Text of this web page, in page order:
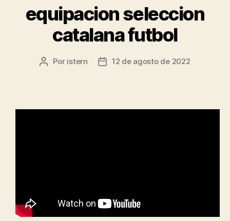
equipacion seleccion
catalana futbol
Autor
Por istern
Fecha12 de agosto de 2022